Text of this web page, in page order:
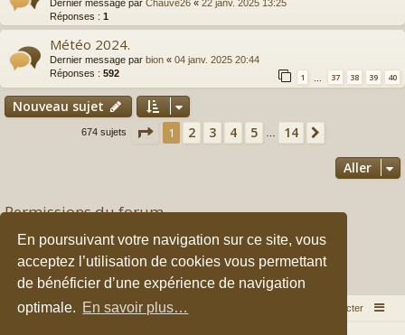
En poursuivant votre navigation sur ce site, vous
acceptez l’utilisation de cookies vous permettant
de bénéficier d’une expérience de navigation
optimale. En savoir plus…
Dernier message par Chauve26 « 22 janv. 2025 13:25
Réponses : 1
Météo 2024.
Dernier message par bion « 04 janv. 2025 20:44
Réponses : 592 1 … 37 38 39 40
Nouveau sujet
674 sujets Page 1sur 14
1 2 3 4 5 … 14
Aller
Permissions du forum
Vous ne pouvez pas
publier de nouveaux sujets dans ce forum
Vousne pouvez pasrépondre aux sujets dans ce forum
Vousne pouvez pasmodifier vos messages dans ce forum
ne pouvez pas
supprimer vos messages dans ce forum
Vousne pouvez pastransférer de pièces jointes dans ce forum
Accueil du forum Nous contacter